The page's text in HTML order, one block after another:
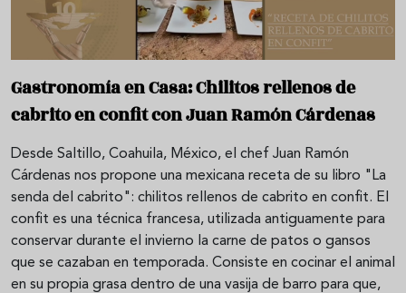
Gastronomía en Casa: Chilitos rellenos de
cabrito en confit con Juan Ramón Cárdenas
Desde Saltillo, Coahuila, México, el chef Juan Ramón
Cárdenas nos propone una mexicana receta de su libro "La
senda del cabrito": chilitos rellenos de cabrito en confit. El
confit es una técnica francesa, utilizada antiguamente para
conservar durante el invierno la carne de patos o gansos
que se cazaban en temporada. Consiste en cocinar el animal
en su propia grasa dentro de una vasija de barro para que,